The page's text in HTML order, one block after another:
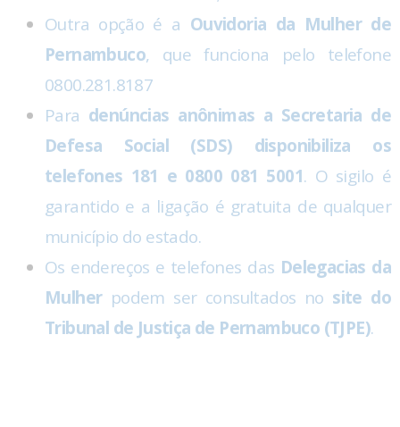
Outra opção é a Ouvidoria da Mulher de
Pernambuco, que funciona pelo telefone
0800.281.8187
Para denúncias anônimas a Secretaria de
Defesa Social (SDS) disponibiliza os
telefones 181 e 0800 081 5001. O sigilo é
garantido e a ligação é gratuita de qualquer
município do estado.
Os endereços e telefones das Delegacias da
Mulherpodem ser consultados no site do
Tribunal de Justiça de Pernambuco (TJPE).